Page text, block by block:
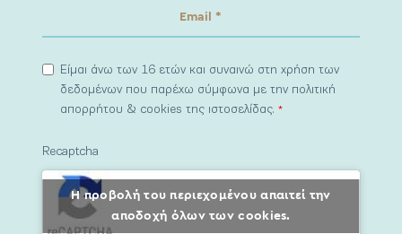
Είμαι άνω των 16 ετών και συναινώ στη χρήση των
δεδομένων που παρέχω σύμφωνα με την πολιτική
απορρήτου & cookies της ιστοσελίδας.*
Recaptcha
Η προβολή του περιεχομένου απαιτεί την
αποδοχή όλων των cookies.